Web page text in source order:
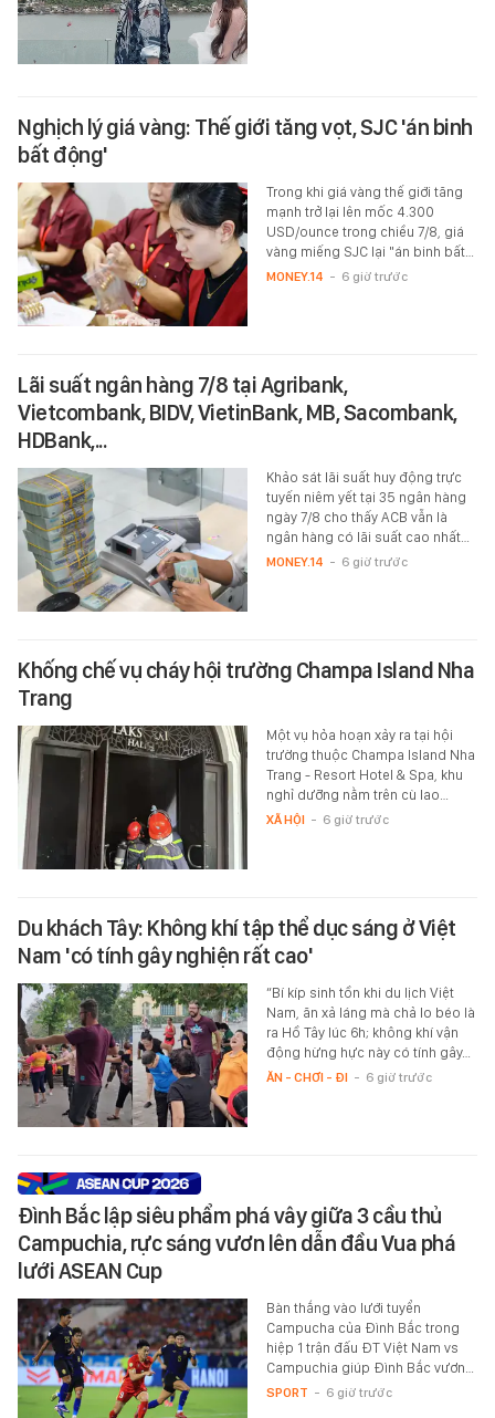
Nghịch lý giá vàng: Thế giới tăng vọt, SJC 'án binh
bất động'
Trong khi giá vàng thế giới tăng
mạnh trở lại lên mốc 4.300
USD/ounce trong chiều 7/8, giá
vàng miếng SJC lại "án binh bất…
MONEY.14 - 6 giờ trước
Lãi suất ngân hàng 7/8 tại Agribank,
Vietcombank, BIDV, VietinBank, MB, Sacombank,
HDBank,...
Khảo sát lãi suất huy động trực
tuyến niêm yết tại 35 ngân hàng
ngày 7/8 cho thấy ACB vẫn là
ngân hàng có lãi suất cao nhất…
MONEY.14 - 6 giờ trước
Khống chế vụ cháy hội trường Champa Island Nha
Trang
Một vụ hỏa hoạn xảy ra tại hội
trường thuộc Champa Island Nha
Trang - Resort Hotel & Spa, khu
nghỉ dưỡng nằm trên cù lao…
XÃ HỘI - 6 giờ trước
Du khách Tây: Không khí tập thể dục sáng ở Việt
Nam 'có tính gây nghiện rất cao'
“Bí kíp sinh tồn khi du lịch Việt
Nam, ăn xả láng mà chả lo béo là
ra Hồ Tây lúc 6h; không khí vận
động hừng hực này có tính gây…
ĂN - CHƠI - ĐI - 6 giờ trước
Đình Bắc lập siêu phẩm phá vây giữa 3 cầu thủ
Campuchia, rực sáng vươn lên dẫn đầu Vua phá
lưới ASEAN Cup
Bàn thắng vào lưới tuyển
Campucha của Đình Bắc trong
hiệp 1 trận đấu ĐT Việt Nam vs
Campuchia giúp Đình Bắc vươn…
SPORT - 6 giờ trước